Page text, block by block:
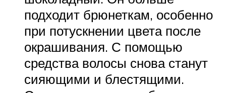
подходит брюнеткам, особенно
при потускнении цвета после
окрашивания. С помощью
средства волосы снова станут
сияющими и блестящими.